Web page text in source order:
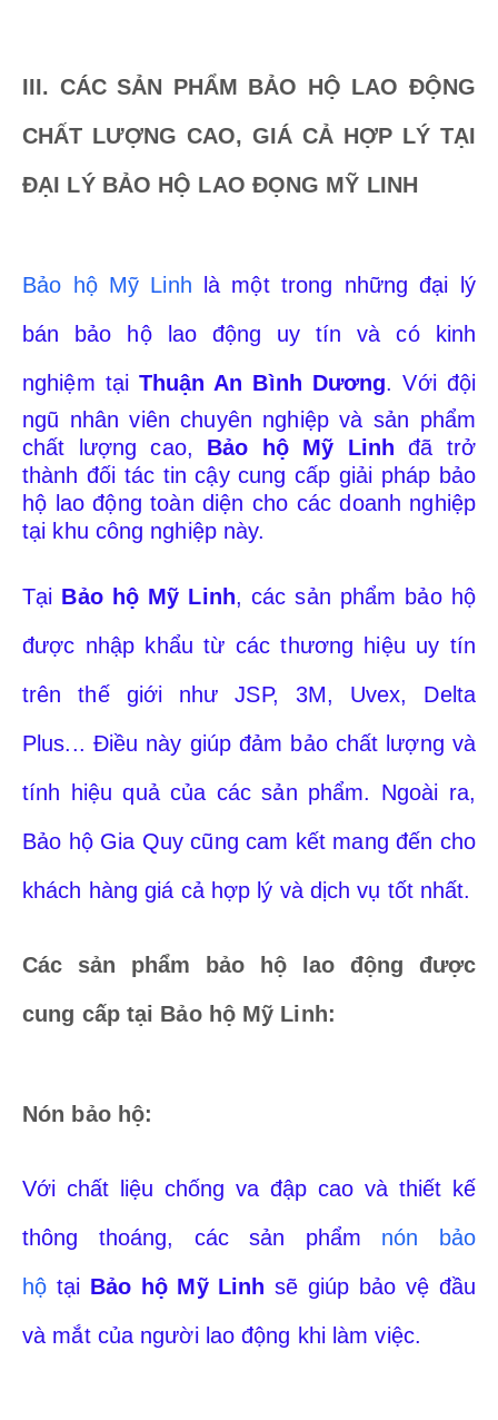
III. CÁC SẢN PHẨM BẢO HỘ LAO ĐỘNG
CHẤT LƯỢNG CAO, GIÁ CẢ HỢP LÝ TẠI
ĐẠI LÝ BẢO HỘ LAO ĐỌNG MỸ LINH
Bảo hộ Mỹ Linh là một trong những đại lý
bán bảo hộ lao động uy tín và có kinh
nghiệm tại Thuận An Bình Dương. Với đội
ngũ nhân viên chuyên nghiệp và sản phẩm
chất lượng cao, Bảo hộ Mỹ Linhđã trở
thành đối tác tin cậy cung cấp giải pháp bảo
hộ lao động toàn diện cho các doanh nghiệp
tại khu công nghiệp này.
Tại Bảo hộ Mỹ Linh, các sản phẩm bảo hộ
được nhập khẩu từ các thương hiệu uy tín
trên thế giới như JSP, 3M, Uvex, Delta
Plus... Điều này giúp đảm bảo chất lượng và
tính hiệu quả của các sản phẩm. Ngoài ra,
Bảo hộ Gia Quy cũng cam kết mang đến cho
khách hàng giá cả hợp lý và dịch vụ tốt nhất.
Các sản phẩm bảo hộ lao động được
cung cấp tại Bảo hộ Mỹ Linh:
Nón bảo hộ:
Với chất liệu chống va đập cao và thiết kế
thông thoáng, các sản phẩm nón bảo
hộ tại Bảo hộ Mỹ Linhsẽ giúp bảo vệ đầu
và mắt của người lao động khi làm việc.